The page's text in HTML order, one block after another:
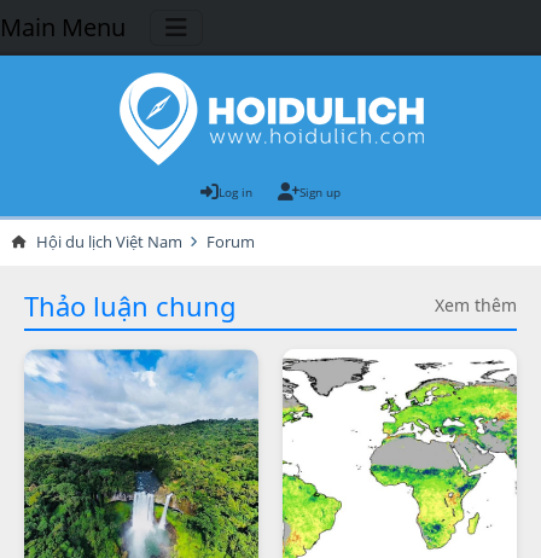
Main Menu
Log in Sign up
Hội du lịch Việt Nam Forum
Thảo luận chung Xem thêm